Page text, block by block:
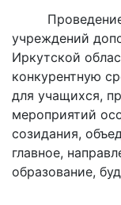
Проведение
учреждений
Иркутской
конкурентную
для учащихся,
мероприятий
созидания,
главное,
образование,